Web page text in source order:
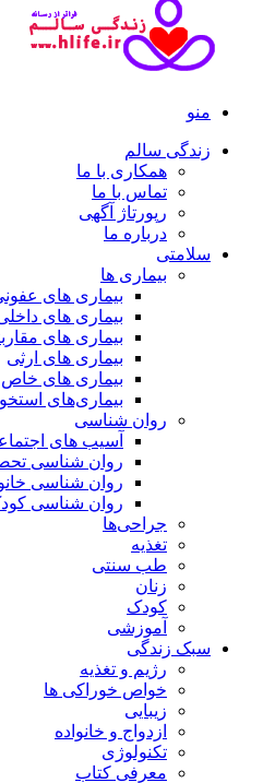
منو
زندگی سالم
همکاری با ما
تماس با ما
رپورتاژ آگهی
درباره ما
سلامتی
بیماری ها
بیماری های
بیماری های
بیماری های
بیماری های ارثی
بیماری های خاص
بیماری‌های
روان شناسی
آسیب های
روان شناسی
روان شناسی
روان شناسی
جراحی‌ها
تغذیه
طب سنتی
زنان
کودک
آموزشی
سبک زندگی
رژیم و تغذیه
خواص خوراکی ها
زیبایی
ازدواج و خانواده
تکنولوژی
معرفی کتاب